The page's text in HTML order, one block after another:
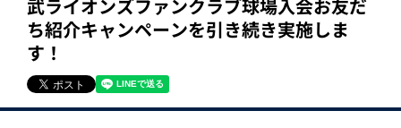
武ライオンズファンクラブ球場入会お友だ
ち紹介キャンペーンを引き続き実施しま
す！